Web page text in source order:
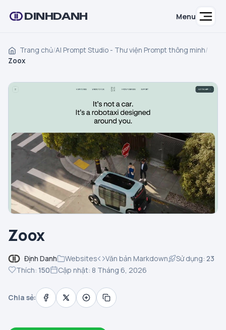
DINHDANH Menu
Trang chủ/AI Prompt Studio - Thư viện Prompt thông minh/
Zoox
Zoox
Định Danh Websites Văn bản Markdown Sử dụng: 23
Thích: 150 Cập nhật: 8 Tháng 6, 2026
Chia sẻ: